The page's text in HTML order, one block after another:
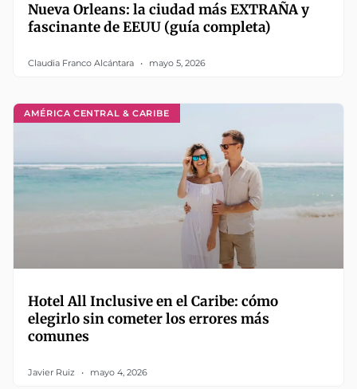
Nueva Orleans: la ciudad más EXTRAÑA y
fascinante de EEUU (guía completa)
Claudia Franco Alcántara mayo 5, 2026
AMÉRICA CENTRAL & CARIBE
Hotel All Inclusive en el Caribe: cómo
elegirlo sin cometer los errores más
comunes
Javier Ruiz mayo 4, 2026